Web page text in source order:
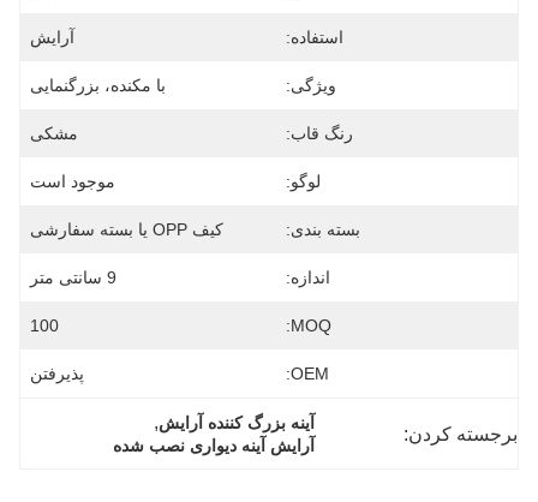
استفاده: آرایش
ویژگی: با مکنده، بزرگنمایی
رنگ قاب: مشکی
لوگو: موجود است
بسته بندی: کیف OPP یا بسته سفارشی
اندازه: 9 سانتی متر
MOQ:
100
OEM: پذیرفتن
برجسته کردن: آینه بزرگ کننده آرایش,
آرایش آینه دیواری نصب شده